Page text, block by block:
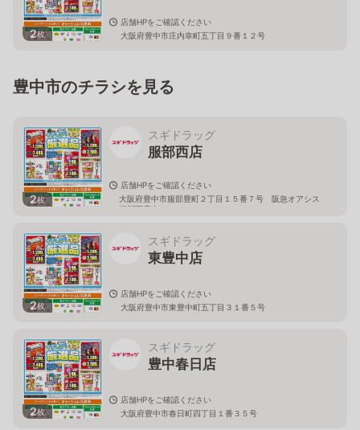
2枚
店舗HPをご確認ください
大阪府豊中市庄内幸町五丁目９番１２号
豊中市のチラシを見る
2枚
スギドラッグ
服部西店
店舗HPをご確認ください
大阪府豊中市服部豊町２丁目１５番７号 阪急オアシス
服部西店内
2枚
スギドラッグ
東豊中店
店舗HPをご確認ください
大阪府豊中市東豊中町五丁目３１番５号
2枚
スギドラッグ
豊中春日店
店舗HPをご確認ください
大阪府豊中市春日町四丁目１番３５号